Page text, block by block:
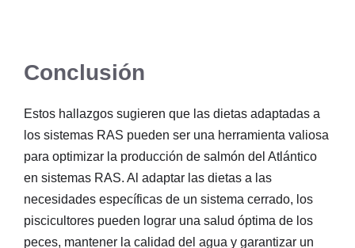
Conclusión
Estos hallazgos sugieren que las dietas adaptadas a
los sistemas RAS pueden ser una herramienta valiosa
para optimizar la producción de salmón del Atlántico
en sistemas RAS. Al adaptar las dietas a las
necesidades específicas de un sistema cerrado, los
piscicultores pueden lograr una salud óptima de los
peces, mantener la calidad del agua y garantizar un